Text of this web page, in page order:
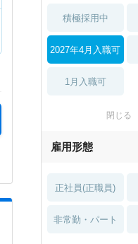
積極採用中
2027年4月入職可
1月入職可
閉じる
雇用形態
正社員(正職員)
非常勤・パート